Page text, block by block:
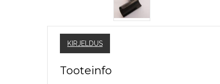
KIRJELDUS
Tooteinfo